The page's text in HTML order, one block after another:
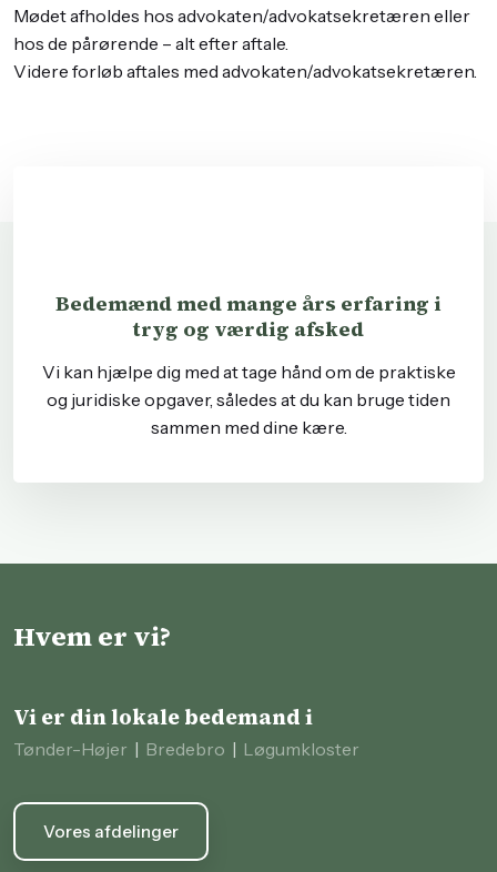
Mødet afholdes hos advokaten/advokatsekretæren eller
hos de pårørende – alt efter aftale.
​Videre forløb aftales med advokaten/advokatsekretæren.
Bedemænd med mange års erfaring i
tryg og værdig afsked
Vi kan hjælpe dig med at tage hånd om de praktiske
og juridiske opgaver, således at du kan bruge tiden
sammen med dine kære.
Hvem er vi?
Vi er din lokale bedemand i
Tønder-Højer | Bredebro | Løgumkloster
Vores afdelinger